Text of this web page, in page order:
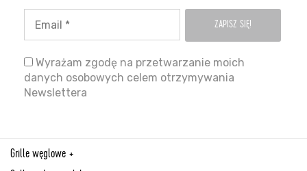
Wyrażam zgodę na przetwarzanie moich
danych osobowych celem otrzymywania
Newslettera
Grille węglowe